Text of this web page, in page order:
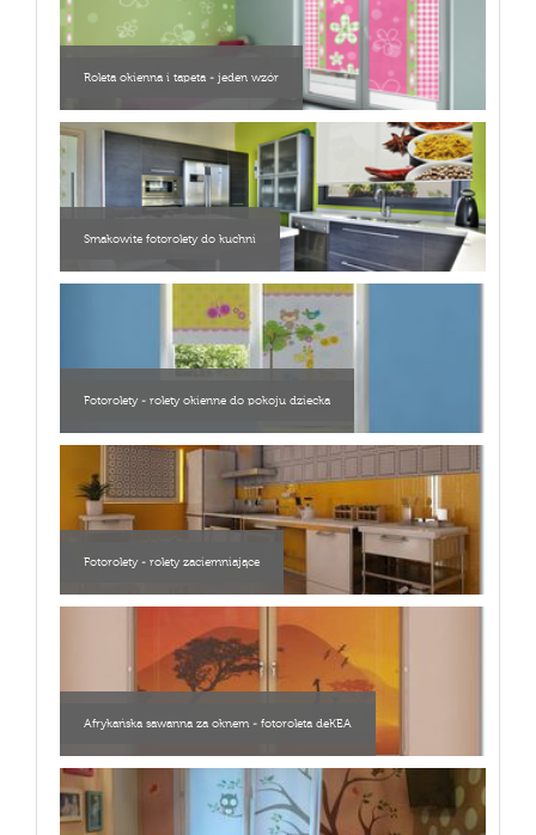
Roleta okienna i tapeta - jeden wzór
Smakowite fotorolety do kuchni
Fotorolety - rolety okienne do pokoju dziecka
Fotorolety - rolety zaciemniające
Afrykańska sawanna za oknem - fotoroleta deKEA